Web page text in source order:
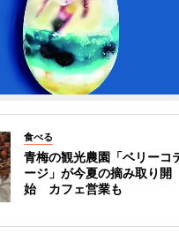
食べる
青梅の観光農園「ベリーコ
ージ」が今夏の摘み取り開
始 カフェ営業も